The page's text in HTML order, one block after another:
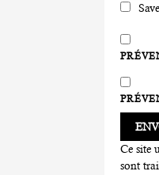
Ce site
sont